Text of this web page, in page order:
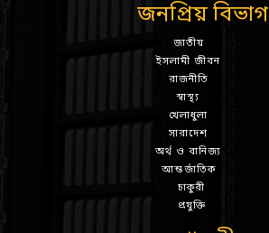
জনপ্রিয় বিভাগ
জাতীয়
ইসলামী জীবন
রাজনীতি
স্বাস্থ্য
খেলাধুলা
সারাদেশ
অর্থ ও বানিজ্য
আন্তর্জাতিক
চাকুরী
প্রযুক্তি